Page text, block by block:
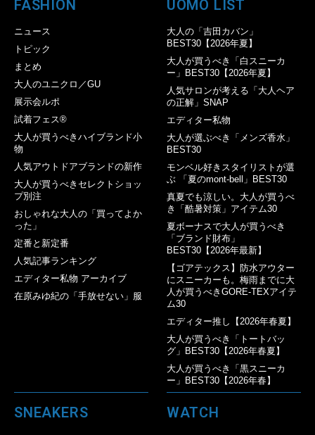
FASHION
ニュース
トピック
まとめ
大人のユニクロ／GU
展示会ルポ
試着フェス®︎
大人が買うべきハイブランド小
物
人気アウトドアブランドの新作
大人が買うべきセレクトショッ
プ別注
おしゃれな大人の「買ってよか
った」
定番と新定番
人気記事ランキング
エディター私物 アーカイブ
在原みゆ紀の「手放せない」服
UOMO LIST
大人の「吉田カバン」
BEST30【2026年夏】
大人が買うべき「白スニーカ
ー」BEST30【2026年夏】
人気サロンが考える「大人ヘア
の正解」SNAP
エディター私物
大人が選ぶべき「メンズ香水」
BEST30
モンベル好きスタイリストが選
ぶ 「夏のmont-bell」BEST30
真夏でも涼しい。大人が買うべ
き「酷暑対策」アイテム30
夏ボーナスで大人が買うべき
「ブランド財布」
BEST30【2026年最新】
【ゴアテックス】防水アウター
にスニーカーも。梅雨までに大
人が買うべきGORE-TEXアイテ
ム30
エディター推し【2026年春夏】
大人が買うべき「トートバッ
グ」BEST30【2026年春夏】
大人が買うべき「黒スニーカ
ー」BEST30【2026年春】
SNEAKERS WATCH